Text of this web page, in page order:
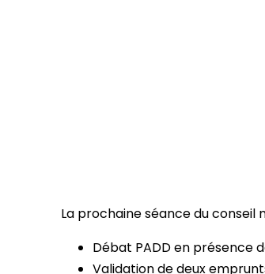
La prochaine séance du conseil
Débat PADD en présence
Validation de deux